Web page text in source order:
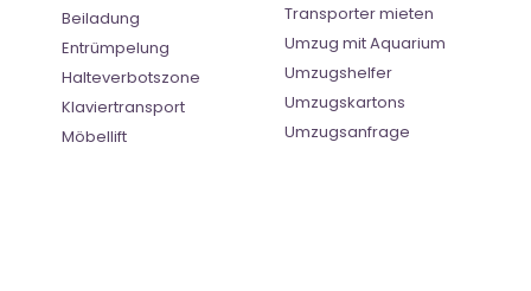
Beiladung
Entrümpelung
Halteverbotszone
Klaviertransport
Möbellift
Transporter mieten
Umzug mit Aquarium
Umzugshelfer
Umzugskartons
Umzugsanfrage